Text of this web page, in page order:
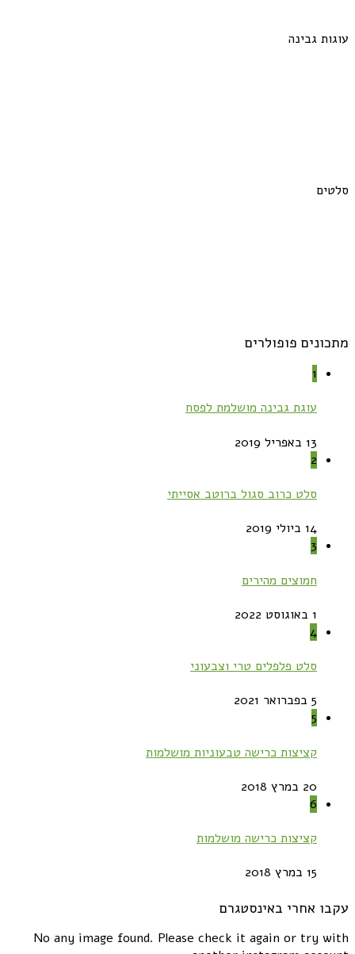
עוגות גבינה
סלטים
מתכונים פופולרים
1
עוגת גבינה מושלמת לפסח
13 באפריל 2019
2
סלט כרוב סגול ברוטב אסייתי
14 ביולי 2019
3
חמוצים מהירים
1 באוגוסט 2022
4
סלט פלפלים טרי וצבעוני
5 בפברואר 2021
5
קציצות כרישה טבעוניות מושלמות
20 במרץ 2018
6
קציצות כרישה מושלמות
15 במרץ 2018
עקבו אחרי באינסטגרם
No any image found. Please check it again or try with